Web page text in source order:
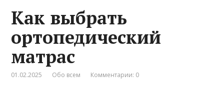
Как выбрать
ортопедический
матрас
01.02.2025 Обо всем Комментарии: 0